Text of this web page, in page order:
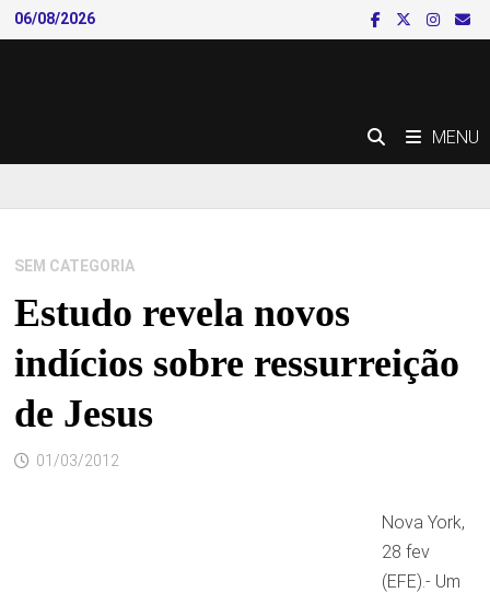
Skip
to
06/08/2026
MENU
SEM CATEGORIA
Estudo revela novos
indícios sobre ressurreição
de Jesus
01/03/2012
Nova York,
28 fev
(EFE).- Um